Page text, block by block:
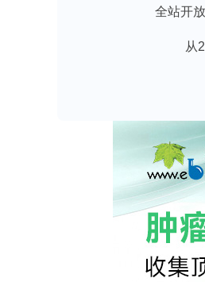
用海豚麻疹病毒
们创新性地将靶
域，整合到病毒
染实验、流式细
型）治疗实验，
的性能和
1. 设计并构建了
研究人员假设，
预存抗体中和的
造，生成嵌合形
全站开
从